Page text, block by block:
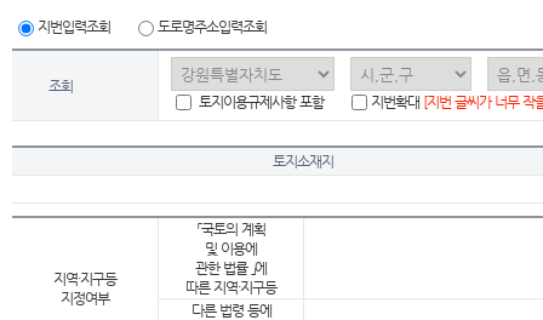
지번입력조회 도로명주소입력조회
조회
토지이용규제사항 포함
지번확대 [지번 글씨가 너무 작
토지소재지
지역·지구등
지정여부
「국토의 계획
및 이용에
관한 법률 」에
따른 지역·지구등
다른 법령 등에